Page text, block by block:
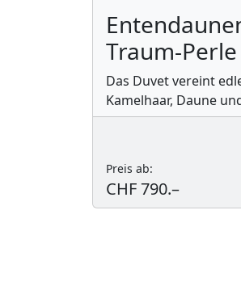
Traum-Perle
Das Duvet vereint
Kamelhaar, Daune
Preis ab:
CHF 790.–